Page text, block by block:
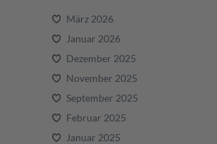
März 2026
Januar 2026
Dezember 2025
November 2025
September 2025
Februar 2025
Januar 2025